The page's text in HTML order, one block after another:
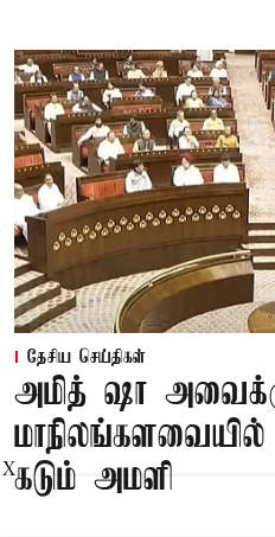
தேசிய செய்திகள்
அமித் ஷா
மாநிலங்களவையில்
கடும் அமளி
X